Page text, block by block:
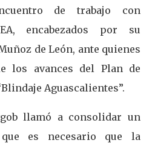
de trabajo con
encabezados por su
de León, ante quienes
los avances del Plan de
Aguascalientes”.
llamó a consolidar un
es necesario que la